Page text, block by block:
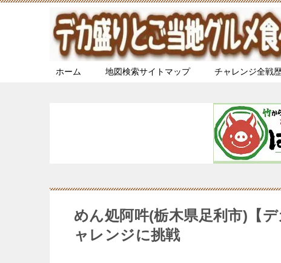
ホーム 地図検索サイトマップ チャレンジ全戦
めん処阿吽(栃木県足利市)【
ャレンジに挑戦